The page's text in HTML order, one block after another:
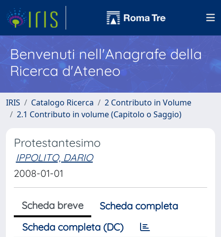
Benvenuti nell'Anagrafe della
Ricerca d'Ateneo
IRIS Catalogo Ricerca
2 Contributo in Volume
2.1 Contributo in volume (Capitolo o Saggio)
Protestantesimo
IPPOLITO, DARIO
2008-01-01
Scheda breve
Scheda completa
Scheda completa (DC)